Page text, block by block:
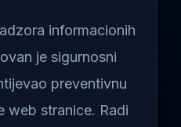
informacionih
je sigurnosni
preventivnu
web stranice. Radi